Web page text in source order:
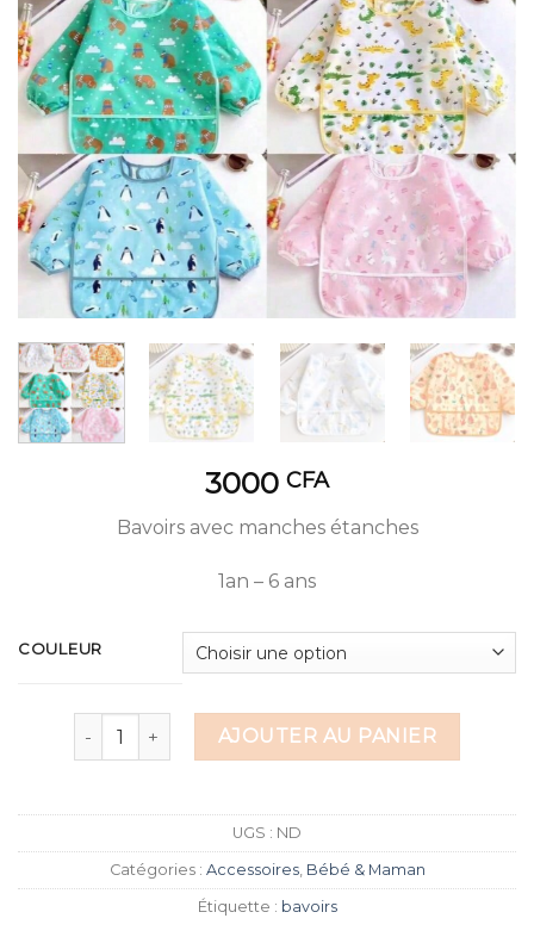
3000 CFA
Bavoirs avec manches étanches
1an – 6 ans
COULEUR
quantité de BavoirsAJOUTER AU PANIER
UGS : ND
Catégories : Accessoires, Bébé & Maman
Étiquette : bavoirs